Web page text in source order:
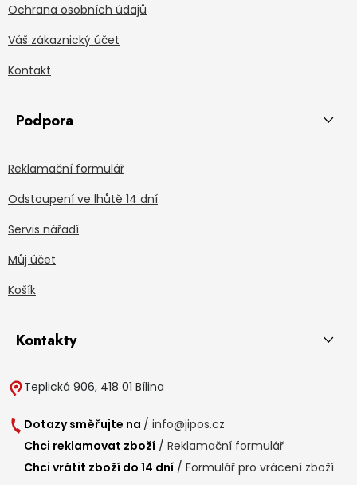
Ochrana osobních údajů
Váš zákaznický účet
Kontakt
Podpora
Reklamační formulář
Odstoupení ve lhůtě 14 dní
Servis nářadí
Můj účet
Košík
Kontakty
Teplická 906, 418 01 Bílina
Dotazy směřujte na / info@jipos.cz
Chci reklamovat zboží / Reklamační formulář
Chci vrátit zboží do 14 dní / Formulář pro vrácení zboží